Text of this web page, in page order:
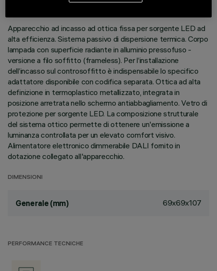
Apparecchio ad incasso ad ottica fissa per sorgente LED ad
alta efficienza. Sistema passivo di dispersione termica. Corpo
lampada con superficie radiante in alluminio pressofuso -
versione a filo soffitto (frameless). Per l’installazione
dell’incasso sul controsoffitto è indispensabile lo specifico
adattatore disponibile con codifica separata. Ottica ad alta
definizione in termoplastico metallizzato, integrata in
posizione arretrata nello schermo antiabbagliamento. Vetro di
protezione per sorgente LED. La composizione strutturale
del sistema ottico permette di ottenere un'emissione a
luminanza controllata per un elevato comfort visivo.
Alimentatore elettronico dimmerabile DALI fornito in
dotazione collegato all'apparecchio.
DIMENSIONI
Generale (mm) 69x69x107
PERFORMANCE TECNICHE